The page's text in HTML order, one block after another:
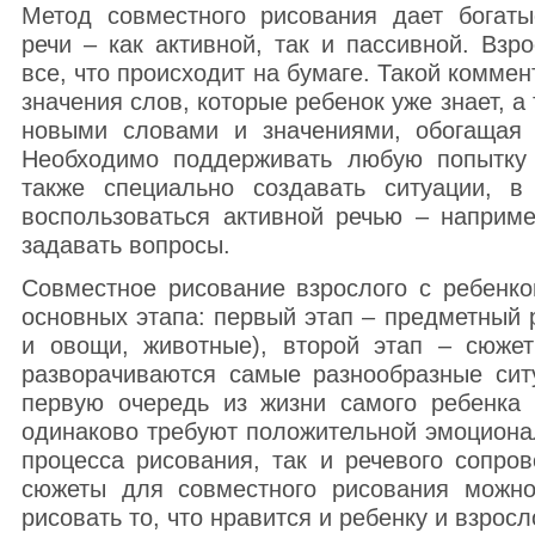
Метод совместного рисования дает
речи – как активной, так и пассивной.
все, что происходит на бумаге. Такой
значения слов, которые ребенок уже знает,
новыми словами и значениями, обогащая
Необходимо поддерживать любую попытку
также специально создавать ситуации,
воспользоваться активной речью –
задавать вопросы.
Совместное рисование взрослого с
основных этапа: первый этап – предметный
и овощи, животные), второй этап –
разворачиваются самые разнообразные
первую очередь из жизни самого
одинаково требуют положительной
процесса рисования, так и речевого
сюжеты для совместного рисования
рисовать то, что нравится и ребенку и